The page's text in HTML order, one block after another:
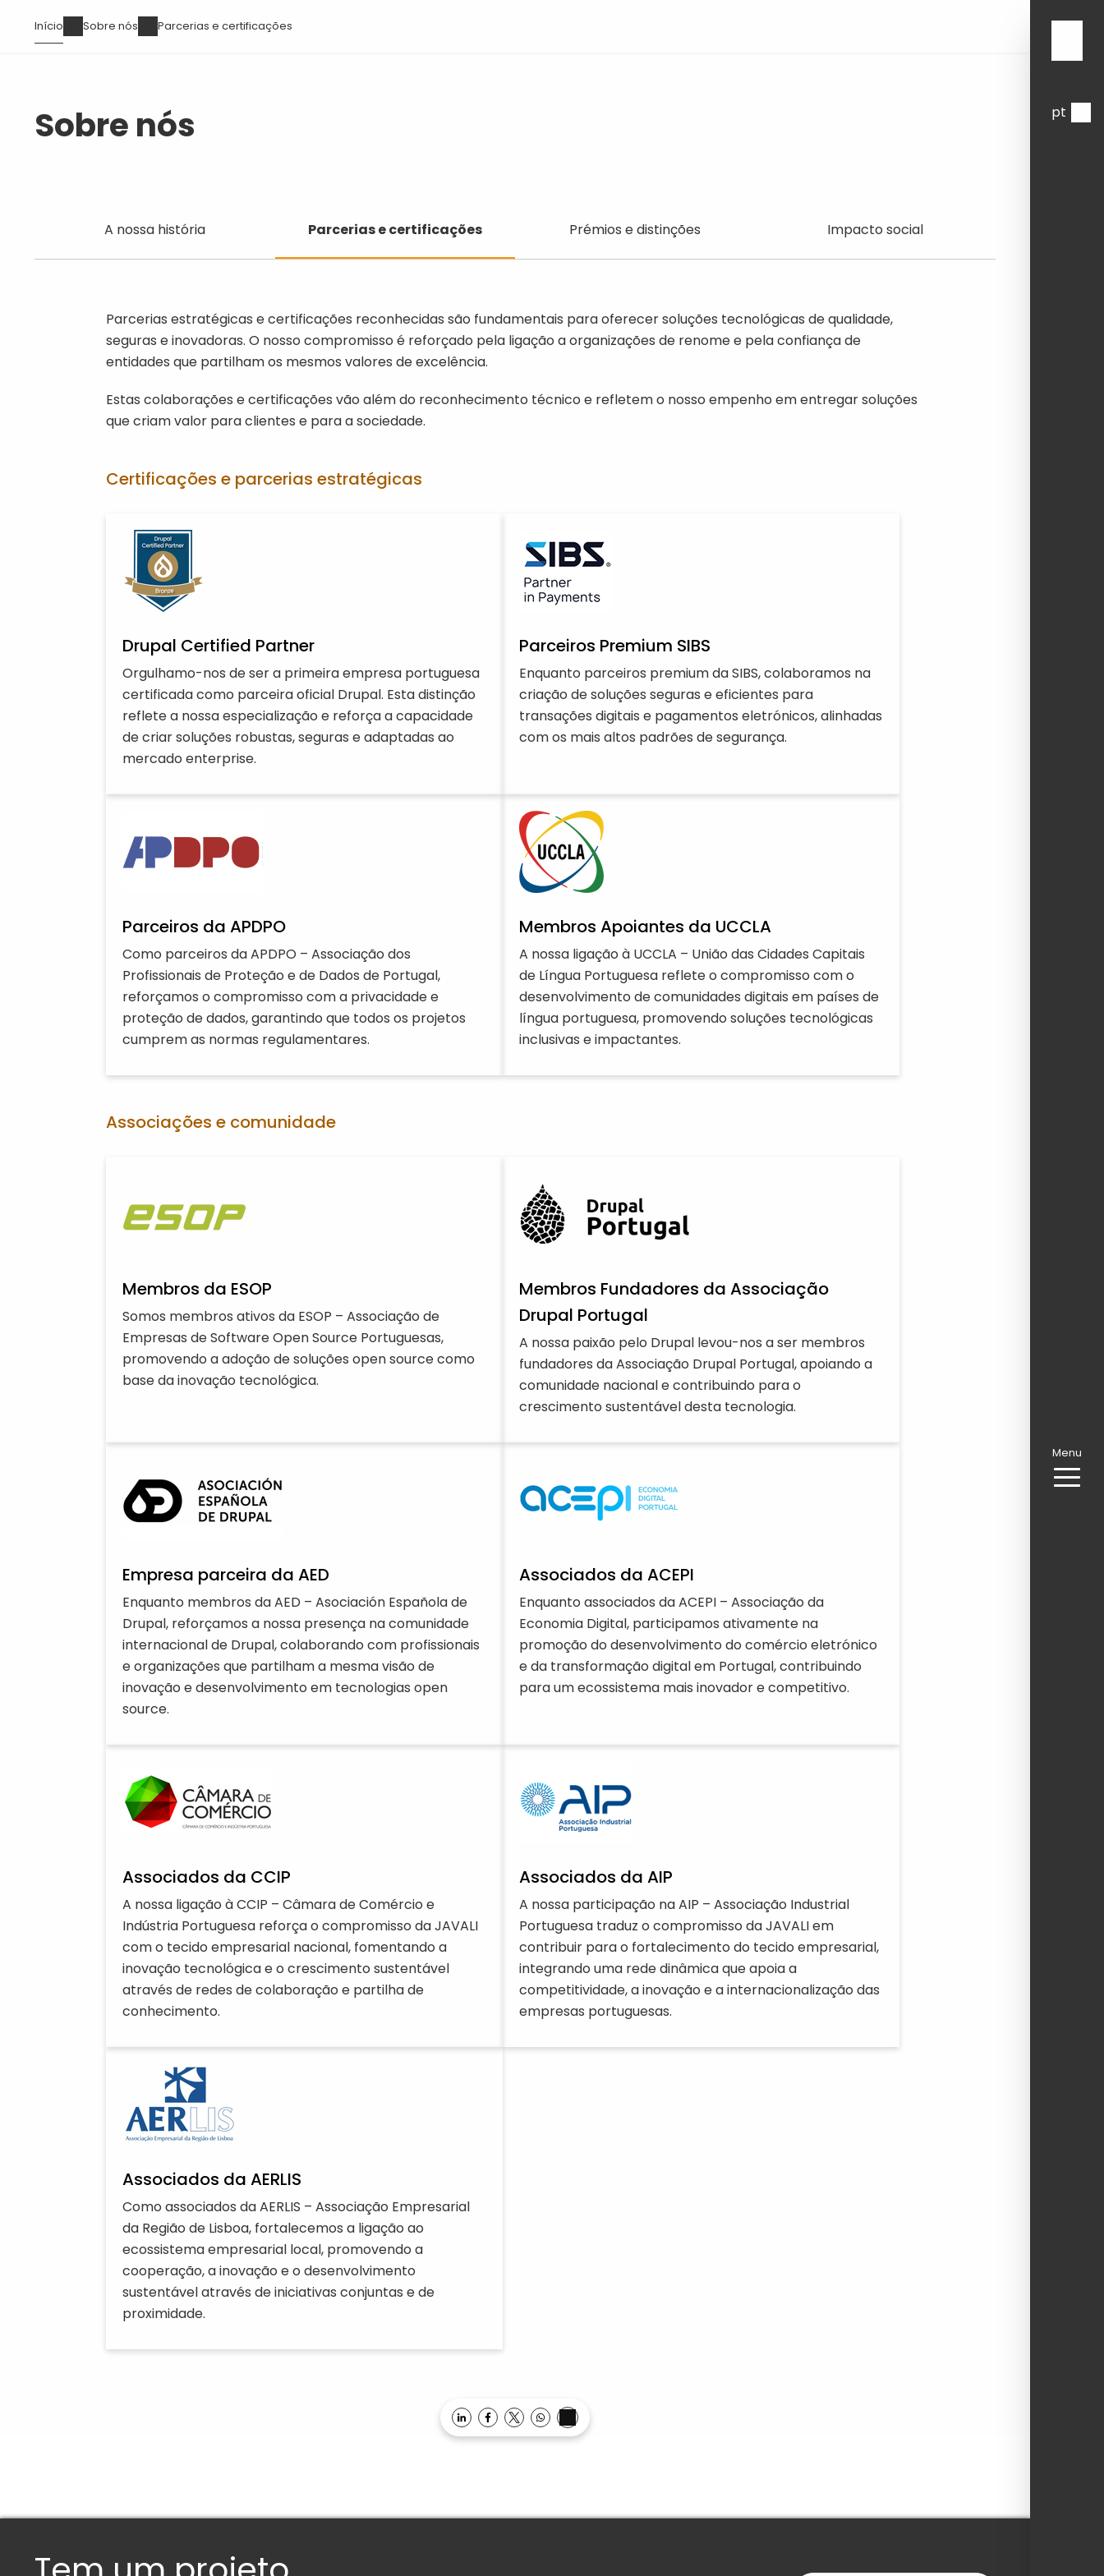
pt
Menu
Navegação
estrutural
Início Sobre nós Parcerias e certificações
Sobre nós
A nossa história Parcerias e certificações Prémios e distinções Impacto social
Parcerias estratégicas e certificações reconhecidas são fundamentais para oferecer soluções tecnológicas de qualidade,
seguras e inovadoras. O nosso compromisso é reforçado pela ligação a organizações de renome e pela confiança de
entidades que partilham os mesmos valores de excelência.
Estas colaborações e certificações vão além do reconhecimento técnico e refletem o nosso empenho em entregar soluções
que criam valor para clientes e para a sociedade.
Certificações e parcerias estratégicas
Drupal Certified Partner
Orgulhamo-nos de ser a primeira empresa portuguesa
certificada como parceira oficial Drupal. Esta distinção
reflete a nossa especialização e reforça a capacidade
de criar soluções robustas, seguras e adaptadas ao
mercado enterprise.
Parceiros Premium SIBS
Enquanto parceiros premium da SIBS, colaboramos na
criação de soluções seguras e eficientes para
transações digitais e pagamentos eletrónicos, alinhadas
com os mais altos padrões de segurança.
Parceiros da APDPO
Como parceiros da APDPO – Associação dos
Profissionais de Proteção e de Dados de Portugal,
reforçamos o compromisso com a privacidade e
proteção de dados, garantindo que todos os projetos
cumprem as normas regulamentares.
Membros Apoiantes da UCCLA
A nossa ligação à UCCLA – União das Cidades Capitais
de Língua Portuguesa reflete o compromisso com o
desenvolvimento de comunidades digitais em países de
língua portuguesa, promovendo soluções tecnológicas
inclusivas e impactantes.
Associações e comunidade
Membros da ESOP
Somos membros ativos da ESOP – Associação de
Empresas de Software Open Source Portuguesas,
promovendo a adoção de soluções open source como
base da inovação tecnológica.
Membros Fundadores da Associação
Drupal Portugal
A nossa paixão pelo Drupal levou-nos a ser membros
fundadores da Associação Drupal Portugal, apoiando a
comunidade nacional e contribuindo para o
crescimento sustentável desta tecnologia.
Empresa parceira da AED
Enquanto membros da AED – Asociación Española de
Drupal, reforçamos a nossa presença na comunidade
internacional de Drupal, colaborando com profissionais
e organizações que partilham a mesma visão de
inovação e desenvolvimento em tecnologias open
source.
Associados da ACEPI
Enquanto associados da ACEPI – Associação da
Economia Digital, participamos ativamente na
promoção do desenvolvimento do comércio eletrónico
e da transformação digital em Portugal, contribuindo
para um ecossistema mais inovador e competitivo.
Associados da CCIP
A nossa ligação à CCIP – Câmara de Comércio e
Indústria Portuguesa reforça o compromisso da JAVALI
com o tecido empresarial nacional, fomentando a
inovação tecnológica e o crescimento sustentável
através de redes de colaboração e partilha de
conhecimento.
Associados da AIP
A nossa participação na AIP – Associação Industrial
Portuguesa traduz o compromisso da JAVALI em
contribuir para o fortalecimento do tecido empresarial,
integrando uma rede dinâmica que apoia a
competitividade, a inovação e a internacionalização das
empresas portuguesas.
Associados da AERLIS
Como associados da AERLIS – Associação Empresarial
da Região de Lisboa, fortalecemos a ligação ao
ecossistema empresarial local, promovendo a
cooperação, a inovação e o desenvolvimento
sustentável através de iniciativas conjuntas e de
proximidade.
Opens in a new window
Opens in a new window
Opens in a new window
Opens in a new window